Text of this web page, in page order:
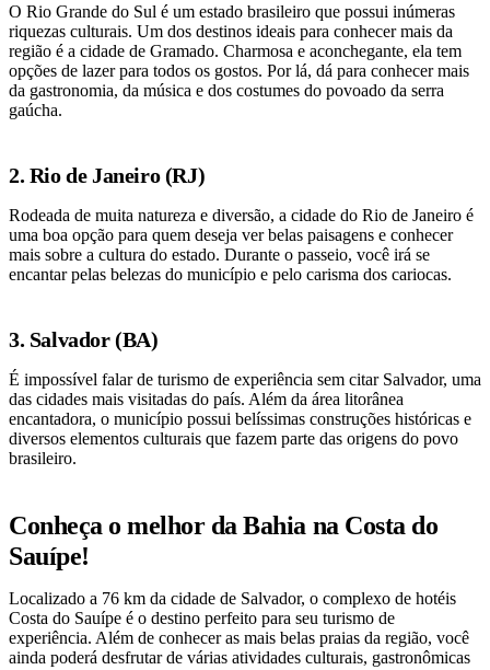
O Rio Grande do Sul é um estado brasileiro que possui inúmeras
riquezas culturais. Um dos destinos ideais para conhecer mais da
região é a cidade de Gramado. Charmosa e aconchegante, ela tem
opções de lazer para todos os gostos. Por lá, dá para conhecer mais
da gastronomia, da música e dos costumes do povoado da serra
gaúcha.
2. Rio de Janeiro (RJ)
Rodeada de muita natureza e diversão, a cidade do Rio de Janeiro é
uma boa opção para quem deseja ver belas paisagens e conhecer
mais sobre a cultura do estado. Durante o passeio, você irá se
encantar pelas belezas do município e pelo carisma dos cariocas.
3. Salvador (BA)
É impossível falar de turismo de experiência sem citar Salvador, uma
das cidades mais visitadas do país. Além da área litorânea
encantadora, o município possui belíssimas construções históricas e
diversos elementos culturais que fazem parte das origens do povo
brasileiro.
Conheça o melhor da Bahia na Costa do
Sauípe!
Localizado a 76 km da cidade de Salvador, o complexo de hotéis
Costa do Sauípe é o destino perfeito para seu turismo de
experiência. Além de conhecer as mais belas praias da região, você
ainda poderá desfrutar de várias atividades culturais, gastronômicas